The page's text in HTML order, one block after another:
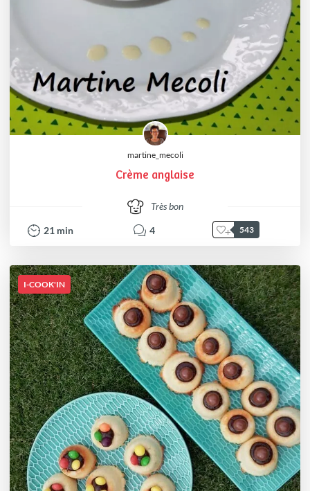
martine_mecoli
Crème anglaise
Très bon
21 min 4 543
I-COOK'IN